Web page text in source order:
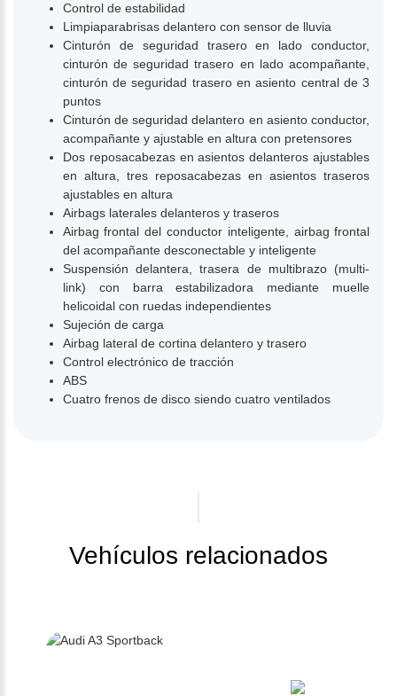
Control de estabilidad
Limpiaparabrisas delantero con sensor de lluvia
Cinturón de seguridad trasero en lado conductor,
cinturón de seguridad trasero en lado acompañante,
cinturón de seguridad trasero en asiento central de 3
puntos
Cinturón de seguridad delantero en asiento conductor,
acompañante y ajustable en altura con pretensores
Dos reposacabezas en asientos delanteros ajustables
en altura, tres reposacabezas en asientos traseros
ajustables en altura
Airbags laterales delanteros y traseros
Airbag frontal del conductor inteligente, airbag frontal
del acompañante desconectable y inteligente
Suspensión delantera, trasera de multibrazo (multi-
link) con barra estabilizadora mediante muelle
helicoidal con ruedas independientes
Sujeción de carga
Airbag lateral de cortina delantero y trasero
Control electrónico de tracción
ABS
Cuatro frenos de disco siendo cuatro ventilados
Vehículos relacionados